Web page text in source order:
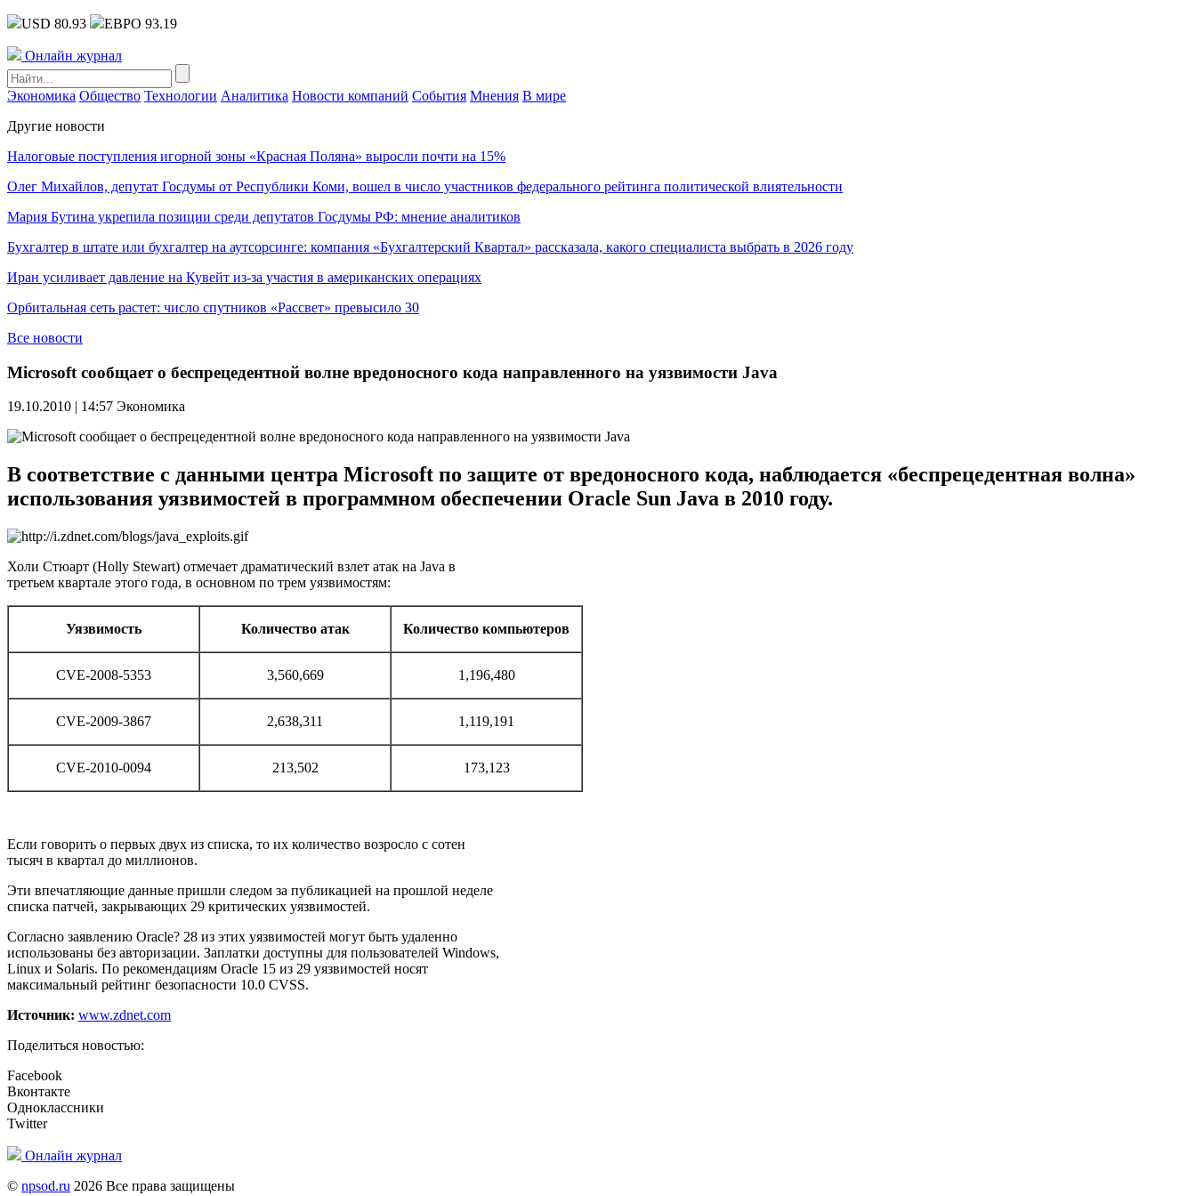
USD 80.93 ЕВРО 93.19
Онлайн журнал
Экономика Общество Технологии Аналитика Новости компаний События Мнения В мире
Другие новости
Налоговые поступления игорной зоны «Красная Поляна» выросли почти на 15%
Олег Михайлов, депутат Госдумы от Республики Коми, вошел в число участников федерального рейтинга политической влиятельности
Мария Бутина укрепила позиции среди депутатов Госдумы РФ: мнение аналитиков
Бухгалтер в штате или бухгалтер на аутсорсинге: компания «Бухгалтерский Квартал» рассказала, какого специалиста выбрать в 2026 году
Иран усиливает давление на Кувейт из-за участия в американских операциях
Орбитальная сеть растет: число спутников «Рассвет» превысило 30
Все новости
Microsoft сообщает о беспрецедентной волне вредоносного кода направленного на уязвимости Java
19.10.2010 | 14:57 Экономика
В соответствие с данными центра Microsoft по защите от вредоносного кода, наблюдается «беспрецедентная волна»
использования уязвимостей в программном обеспечении Oracle Sun Java в 2010 году.
Холи Стюарт (Holly Stewart) отмечает драматический взлет атак на Java в
третьем квартале этого года, в основном по трем уязвимостям:
Уязвимость Количество атак Количество компьютеров
CVE-2008-5353 3,560,669 1,196,480
CVE-2009-3867 2,638,311 1,119,191
CVE-2010-0094 213,502 173,123
Если говорить о первых двух из списка, то их количество возросло с сотен
тысяч в квартал до миллионов.
Эти впечатляющие данные пришли следом за публикацией на прошлой неделе
списка патчей, закрывающих 29 критических уязвимостей.
Согласно заявлению Oracle? 28 из этих уязвимостей могут быть удаленно
использованы без авторизации. Заплатки доступны для пользователей Windows,
Linux и Solaris. По рекомендациям Oracle 15 из 29 уязвимостей носят
максимальный рейтинг безопасности 10.0 CVSS.
Источник: www.zdnet.com
Поделиться новостью:
Facebook
Вконтакте
Одноклассники
Twitter
Онлайн журнал
© npsod.ru 2026 Все права защищены